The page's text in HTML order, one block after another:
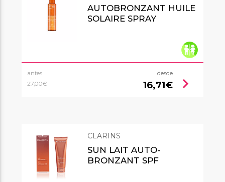
AUTOBRONZANT HUILE
SOLAIRE SPRAY
antes
27,00€
desde
16,71€ chevron_right
CLARINS
SUN LAIT AUTO-
BRONZANT SPF